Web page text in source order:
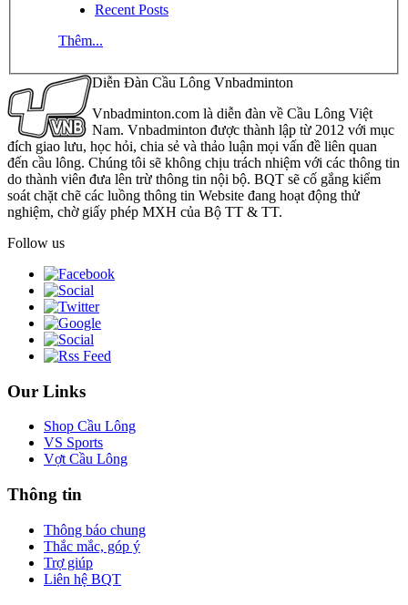
Recent Posts
Thêm...
Diễn Đàn Cầu Lông Vnbadminton
Vnbadminton.com là diễn đàn về Cầu Lông Việt
Nam. Vnbadminton được thành lập từ 2012 với mục
đích giao lưu, học hỏi, chia sẻ và thảo luận mọi vấn đề liên quan
đến cầu lông. Chúng tôi sẽ không chịu trách nhiệm với các thông tin
do thành viên đưa lên trừ thông tin nội bộ. BQT sẽ cố gắng kiểm
soát chặt chẽ các luồng thông tin Website đang hoạt động thử
nghiệm, chờ giấy phép MXH của Bộ TT & TT.
Follow us
Our Links
Shop Cầu Lông
VS Sports
Vợt Cầu Lông
Thông tin
Thông báo chung
Thắc mắc, góp ý
Trợ giúp
Liên hệ BQT